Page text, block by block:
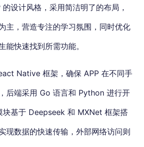
设计风格，采用简洁明了的布局，
主，营造专注的学习氛围，同时优化
能快速找到所需功能。
Native 框架，确保 APP 在不同手
后端采用 Go 语言和 Python 进行开
块基于 Deepseek 和 MXNet 框架搭
现数据的快速传输，外部网络访问则